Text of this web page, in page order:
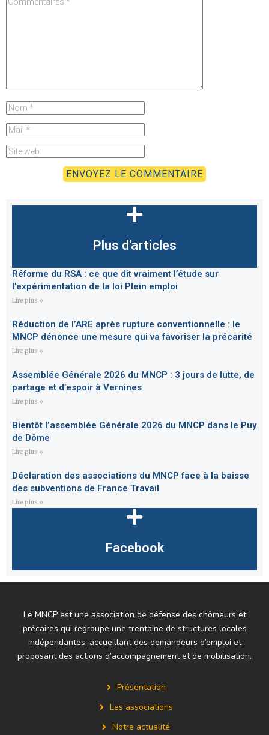
Plus d'articles
Réforme du RSA : ce que dit vraiment l’étude sur
l’expérimentation de la loi Plein emploi
Lire plus »
Réduction de l’ARE après rupture conventionnelle : le
MNCP dénonce une mesure qui va favoriser la précarité
Lire plus »
Assemblée Générale 2026 du MNCP : 3 jours de lutte, de
partage et d’espoir à Vernines
Lire plus »
Bientôt l’assemblée Générale 2026 du MNCP dans le Puy
de Dôme
Lire plus »
Déclaration des associations du MNCP face à la baisse
des subventions de France Travail
Lire plus »
Facebook
Le MNCP est une association de défense des chômeurs et
précaires qui regroupe une trentaine de structures locales
indépendantes, accueillant des demandeurs d’emploi et
proposant des actions d’accompagnement et de mobilisation.
Présentation
Les associations
Notre actualité